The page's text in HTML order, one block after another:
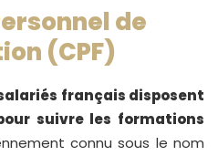
de
(CPF)
français disposent
suivre les formations
connu sous le nom